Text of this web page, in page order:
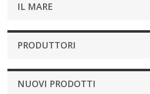
IL MARE
PRODUTTORI
NUOVI PRODOTTI